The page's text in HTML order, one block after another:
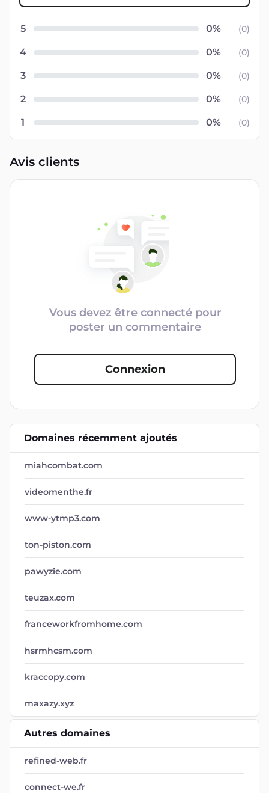
5 (0)
4 (0)
3 (0)
2 (0)
1 (0)
Avis clients
Vous devez être connecté pour
poster un commentaire
Connexion
Domaines récemment ajoutés
miahcombat.com
videomenthe.fr
www-ytmp3.com
ton-piston.com
pawyzie.com
teuzax.com
franceworkfromhome.com
hsrmhcsm.com
kraccopy.com
maxazy.xyz
Autres domaines
refined-web.fr
connect-we.fr